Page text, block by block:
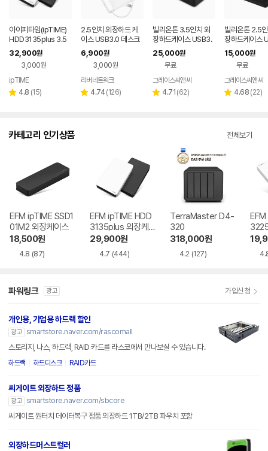
아이피타임(ipTIME)
HDD3135plus 3.5
인치 외장하드 케이스
USB 3.0 지원
32,900원
3,000원
ipTIME
별 4.8 리
(15)
2.5인치 외장하드 케
이스 USB3.0 데스크
탑 노트북 HDD SSD
케이스 파우치
6,900원
3,000원
페이
리버네트워크
별 4.74 리
(126)
빌리온톤 3.5인치 외
장하드케이스 USB3.
0 8TB UASP 지원
25,000원
무료
그레이스씨앤씨
별 4.71 리
(62)
빌리온톤 2.5
장하드케이스
0 UASP
D지원
15,000원
무료
그레이스씨앤씨
별 4.68 리
(22)
카테고리 인기상품 전체보기
EFM ipTIME SSD1
01M2 외장케이스
18,500원
4.8 (87)
EFM ipTIME HDD
3135plus 외장케
이스
29,900원
4.7 (444)
TerraMaster D4-
320
318,000원
4.2 (127)
이스
파워링크 광고 가입신청
개인용, 기업용 하드랙 할인
광고 smartstore.naver.com/rascomall
스토리지, 나스, 하드랙, RAID 카드를 라스코에서 만나보실 수 있습니다.
하드랙 하드디스크 RAID카드
씨게이트 외장하드 정품
광고 smartstore.naver.com/sbcore
씨게이트 원터치 데이터복구 정품 외장하드 1TB/2TB 파우치 포함
외장하드머스트컬러